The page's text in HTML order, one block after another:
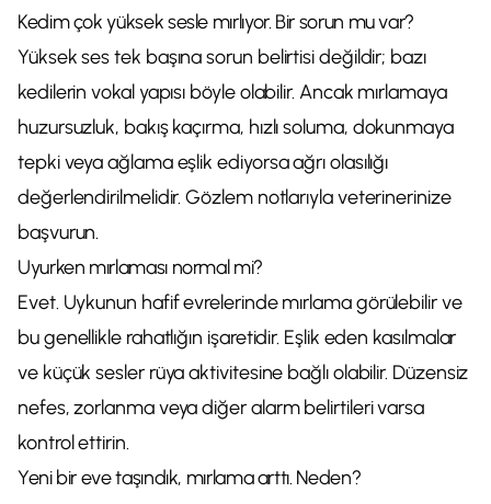
Kedim çok yüksek sesle mırlıyor. Bir sorun mu var?
Yüksek ses tek başına sorun belirtisi değildir; bazı
kedilerin vokal yapısı böyle olabilir. Ancak mırlamaya
huzursuzluk, bakış kaçırma, hızlı soluma, dokunmaya
tepki veya ağlama eşlik ediyorsa ağrı olasılığı
değerlendirilmelidir. Gözlem notlarıyla veterinerinize
başvurun.
Uyurken mırlaması normal mi?
Evet. Uykunun hafif evrelerinde mırlama görülebilir ve
bu genellikle rahatlığın işaretidir. Eşlik eden kasılmalar
ve küçük sesler rüya aktivitesine bağlı olabilir. Düzensiz
nefes, zorlanma veya diğer alarm belirtileri varsa
kontrol ettirin.
Yeni bir eve taşındık, mırlama arttı. Neden?